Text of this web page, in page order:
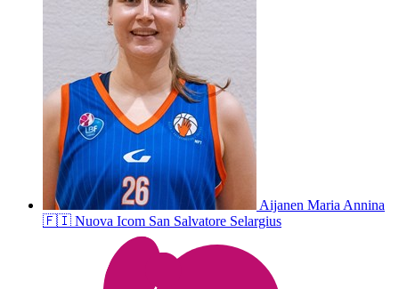
Aijanen Maria Annina
🇫🇮 Nuova Icom San Salvatore Selargius